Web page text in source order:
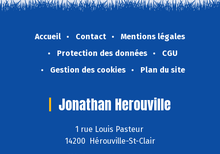
Accueil Contact
Mentions légales
Protection des données
CGU
Gestion des cookies
Plan du site
Jonathan Herouville
1 rue Louis Pasteur
14200 Hérouville-St-Clair